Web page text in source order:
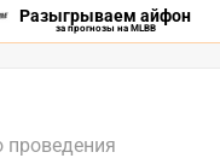
Разыгрываем айфон
за прогнозы на MLBB
проведения